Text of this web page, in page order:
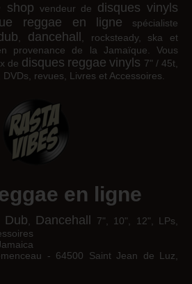
shop vendeur de disques vinyls
reggae en ligne spécialiste
dancehall
, rocksteady, ska et
provenance de la Jamaïque. Vous
de disques reggae vinyls 7" / 45t,
revues, Livres et Accessoires.
en ligne
Dub Dancehall
7", 10", 12", LPs,
- 64500 Saint Jean de Luz,